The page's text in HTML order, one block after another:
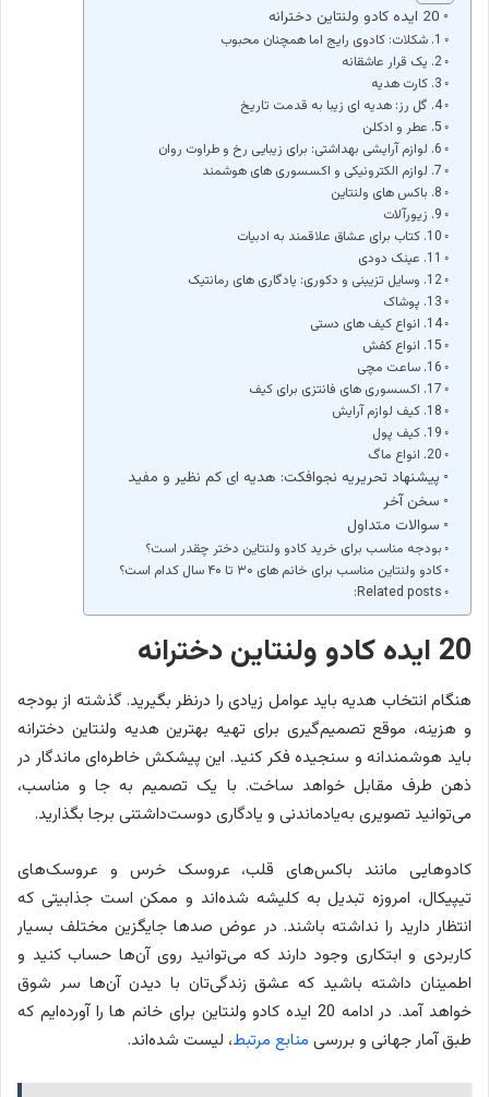
20 ایده کادو ولنتاین دخترانه
1. شکلات: کادوی رایج اما همچنان محبوب
2. یک قرار عاشقانه
3. کارت هدیه
4. گل رز: هدیه ای زیبا به قدمت تاریخ
5. عطر و ادکلن
6. لوازم آرایشی بهداشتی: برای زیبایی رخ و طراوت روان
7. لوازم الکترونیکی و اکسسوری های هوشمند
8. باکس های ولنتاین
9. زیورآلات
10. کتاب برای عشاق علاقمند به ادبیات
11. عینک دودی
12. وسایل تزیینی و دکوری: یادگاری های رمانتیک
13. پوشاک
14. انواع کیف های دستی
15. انواع کفش
16. ساعت مچی
17. اکسسوری های فانتزی برای کیف
18. کیف لوازم آرایش
19. کیف پول
20. انواع ماگ
پیشنهاد تحریریه نجوافکت: هدیه ای کم نظیر و مفید
سخن آخر
سوالات متداول
بودجه مناسب برای خرید کادو ولنتاین دختر چقدر است؟
کادو ولنتاین مناسب برای خانم های ۳۰ تا ۴۰ سال کدام است؟
Related posts:
20 ایده کادو ولنتاین دخترانه
هنگام انتخاب هدیه باید عوامل زیادی را درنظر بگیرید. گذشته از بودجه
و هزینه‌، موقع تصمیم‌گیری برای تهیه بهترین هدیه ولنتاین دخترانه
باید هوشمندانه و سنجیده فکر کنید. این پیشکش خاطره‌ای ماندگار در
ذهن طرف مقابل خواهد ساخت. با یک تصمیم به جا و مناسب،
می‌توانید تصویری به‌یادماندنی و یادگاری دوست‌داشتنی برجا بگذارید.
کادوهایی مانند باکس‌های قلب، عروسک خرس و عروسک‌های
تیپیکال، امروزه تبدیل به کلیشه شده‌اند و ممکن است جذابیتی که
انتظار دارید را نداشته باشند. در عوض صدها جایگزین مختلف بسیار
کاربردی و ابتکاری وجود دارند که می‌توانید روی آن‌ها حساب کنید و
اطمینان داشته باشید که عشق زندگی‌تان با دیدن آن‌ها سر شوق
خواهد آمد. در ادامه 20 ایده کادو ولنتاین برای خانم ها را آورده‌ایم که
طبق آمار جهانی و بررسی منابع مرتبط، لیست شده‌اند.